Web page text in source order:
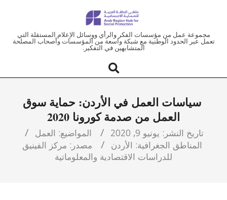
ملتقى
العربية
للحماية
الاجتماعية
مجموعة عمل من مؤسسات الفكر والرأي ووسائل الإعلام المستقلة التي
تعمل عبر الحدود الوطنية مع شبكة واسعة من المؤسسات وأصحاب المصلحة
المتشابهين في التفكير.
سياسات العمل في الأردن: حماية سوق
العمل من صدمة كورونا 2020
تاريخ النشر: يونيو 9, 2020 المواضيع: العمل
المناطق الجغرافية: الأردن مصدر: مركز الفينيق
للدراسات الاقتصادية والمعلوماتية